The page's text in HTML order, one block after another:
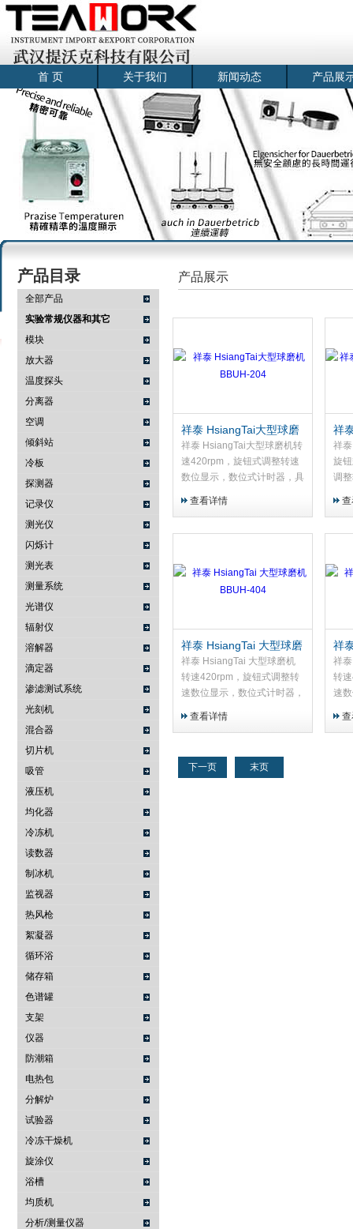
武汉提沃克科技有限公司
首 页 关于我们 新闻动态 产品展
产品目录
全部产品
实验常规仪器和其它
模块
放大器
温度探头
分离器
空调
倾斜站
冷板
探测器
记录仪
测光仪
闪烁计
测光表
测量系统
光谱仪
辐射仪
溶解器
滴定器
渗滤测试系统
光刻机
混合器
切片机
吸管
液压机
均化器
冷冻机
读数器
制冰机
监视器
热风枪
絮凝器
循环浴
储存箱
色谱罐
支架
仪器
防潮箱
电热包
分解炉
试验器
冷冻干燥机
旋涂仪
浴槽
均质机
分析/测量仪器
产品展示
祥泰 HsiangTai大型球磨
机BBUH-204
祥泰 HsiangTai大型球磨机转
速420rpm，旋钮式调整转速
数位显示，数位式计时器，具
查看详情
祥
机
祥
旋
调
祥泰 HsiangTai 大型球磨
机BBUH-404
祥泰 HsiangTai 大型球磨机
转速420rpm，旋钮式调整转
速数位显示，数位式计时器，
查看详情
祥
机
祥
转
速
下一页 末页